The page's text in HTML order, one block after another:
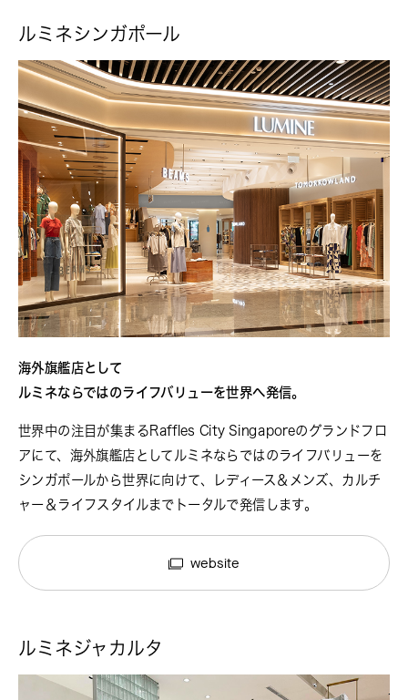
ルミネシンガポール
海外旗艦店として
ルミネならではのライフバリューを世界へ発信。
世界中の注目が集まるRaffles City Singaporeのグランドフロ
アにて、海外旗艦店としてルミネならではのライフバリューを
シンガポールから世界に向けて、レディース＆メンズ、カルチ
ャー＆ライフスタイルまでトータルで発信します。
website
ルミネジャカルタ